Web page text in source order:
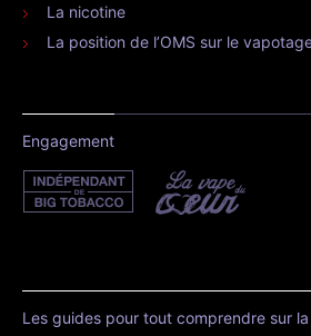
La nicotine
La position de l’OMS sur le
Engagement
Les guides pour tout comprendre sur